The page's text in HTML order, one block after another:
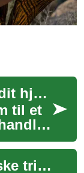
Moderne løsninger til dit hjem
til et
det
rum...
Forny dit hjem: Praktiske trin til et moderne udtryk